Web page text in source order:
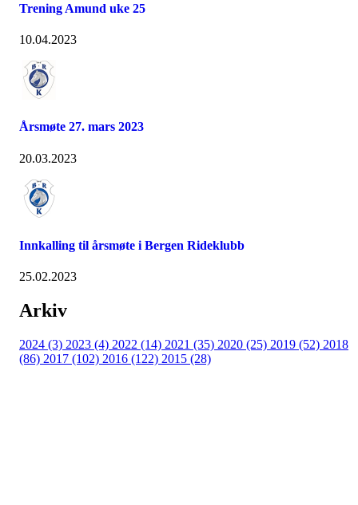
Trening Amund uke 25
10.04.2023
Årsmøte 27. mars 2023
20.03.2023
Innkalling til årsmøte i Bergen Rideklubb
25.02.2023
Arkiv
2024 (3) 2023 (4) 2022 (14) 2021 (35) 2020 (25) 2019 (52) 2018
(86) 2017 (102) 2016 (122) 2015 (28)